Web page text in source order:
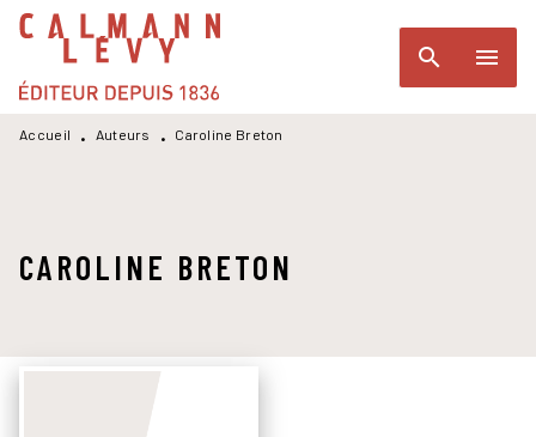
MENU RECHERCHE
PIED DE PAGE
search menu
Accueil • Auteurs • Caroline Breton
CAROLINE BRETON